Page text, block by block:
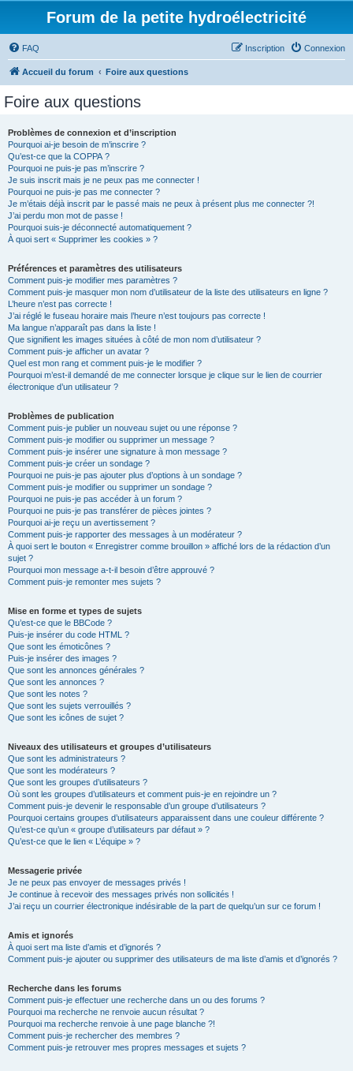
Forum de la petite hydroélectricité
FAQ Connexion
Inscription
Accueil du forum Foire aux questions
Foire aux questions
Problèmes de connexion et d’inscription
Pourquoi ai-je besoin de m’inscrire ?
Qu’est-ce que la COPPA ?
Pourquoi ne puis-je pas m’inscrire ?
Je suis inscrit mais je ne peux pas me connecter !
Pourquoi ne puis-je pas me connecter ?
Je m’étais déjà inscrit par le passé mais ne peux à présent plus me connecter ?!
J’ai perdu mon mot de passe !
Pourquoi suis-je déconnecté automatiquement ?
À quoi sert « Supprimer les cookies » ?
Préférences et paramètres des utilisateurs
Comment puis-je modifier mes paramètres ?
Comment puis-je masquer mon nom d’utilisateur de la liste des utilisateurs en ligne ?
L’heure n’est pas correcte !
J’ai réglé le fuseau horaire mais l’heure n’est toujours pas correcte !
Ma langue n’apparaît pas dans la liste !
Que signifient les images situées à côté de mon nom d’utilisateur ?
Comment puis-je afficher un avatar ?
Quel est mon rang et comment puis-je le modifier ?
Pourquoi m’est-il demandé de me connecter lorsque je clique sur le lien de courrier
électronique d’un utilisateur ?
Problèmes de publication
Comment puis-je publier un nouveau sujet ou une réponse ?
Comment puis-je modifier ou supprimer un message ?
Comment puis-je insérer une signature à mon message ?
Comment puis-je créer un sondage ?
Pourquoi ne puis-je pas ajouter plus d’options à un sondage ?
Comment puis-je modifier ou supprimer un sondage ?
Pourquoi ne puis-je pas accéder à un forum ?
Pourquoi ne puis-je pas transférer de pièces jointes ?
Pourquoi ai-je reçu un avertissement ?
Comment puis-je rapporter des messages à un modérateur ?
À quoi sert le bouton « Enregistrer comme brouillon » affiché lors de la rédaction d’un
sujet ?
Pourquoi mon message a-t-il besoin d’être approuvé ?
Comment puis-je remonter mes sujets ?
Mise en forme et types de sujets
Qu’est-ce que le BBCode ?
Puis-je insérer du code HTML ?
Que sont les émoticônes ?
Puis-je insérer des images ?
Que sont les annonces générales ?
Que sont les annonces ?
Que sont les notes ?
Que sont les sujets verrouillés ?
Que sont les icônes de sujet ?
Niveaux des utilisateurs et groupes d’utilisateurs
Que sont les administrateurs ?
Que sont les modérateurs ?
Que sont les groupes d’utilisateurs ?
Où sont les groupes d’utilisateurs et comment puis-je en rejoindre un ?
Comment puis-je devenir le responsable d’un groupe d’utilisateurs ?
Pourquoi certains groupes d’utilisateurs apparaissent dans une couleur différente ?
Qu’est-ce qu’un « groupe d’utilisateurs par défaut » ?
Qu’est-ce que le lien « L’équipe » ?
Messagerie privée
Je ne peux pas envoyer de messages privés !
Je continue à recevoir des messages privés non sollicités !
J’ai reçu un courrier électronique indésirable de la part de quelqu’un sur ce forum !
Amis et ignorés
À quoi sert ma liste d’amis et d’ignorés ?
Comment puis-je ajouter ou supprimer des utilisateurs de ma liste d’amis et d’ignorés ?
Recherche dans les forums
Comment puis-je effectuer une recherche dans un ou des forums ?
Pourquoi ma recherche ne renvoie aucun résultat ?
Pourquoi ma recherche renvoie à une page blanche ?!
Comment puis-je rechercher des membres ?
Comment puis-je retrouver mes propres messages et sujets ?